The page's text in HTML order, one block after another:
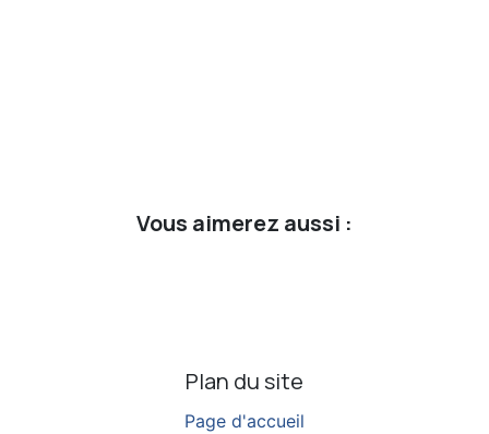
Vous aimerez aussi :
Plan du site
Page d'accueil